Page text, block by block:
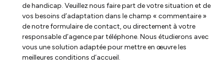
de handicap. Veuillez nous faire part de votre situation et de
vos besoins d’adaptation dans le champ « commentaire »
de notre formulaire de contact, ou directement à votre
responsable d’agence par téléphone. Nous étudierons avec
vous une solution adaptée pour mettre en œuvre les
meilleures conditions d’accueil.